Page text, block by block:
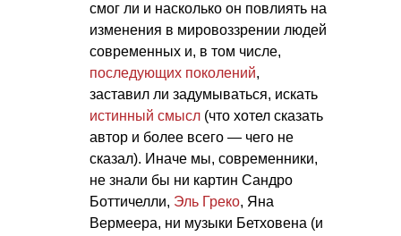
смог ли и насколько он повлиять на
изменения в мировоззрении людей
современных и, в том числе,
последующих поколений,
заставил ли задумываться, искать
истинный смысл (что хотел сказать
автор и более всего — чего не
сказал). Иначе мы, современники,
не знали бы ни картин Сандро
Боттичелли, Эль Греко, Яна
Вермеера, ни музыки Бетховена (и